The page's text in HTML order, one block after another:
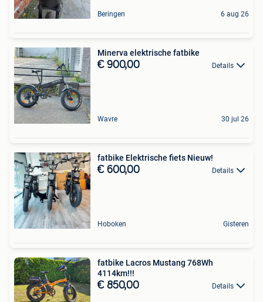
Beringen 6 aug 26
Minerva elektrische fatbike
€ 900,00 Details
Wavre 30 jul 26
fatbike Elektrische fiets Nieuw!
€ 600,00 Details
Hoboken Gisteren
fatbike Lacros Mustang 768Wh
4114km!!!
€ 850,00 Details